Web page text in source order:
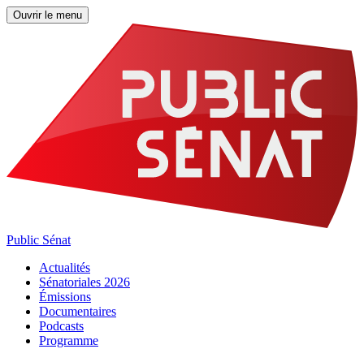
Ouvrir le menu
Public Sénat
Actualités
Sénatoriales 2026
Émissions
Documentaires
Podcasts
Programme